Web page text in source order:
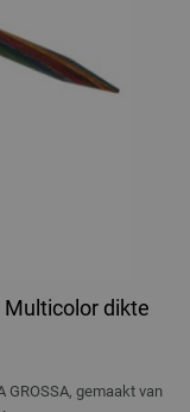
Multicolor dikte
GROSSA, gemaakt van